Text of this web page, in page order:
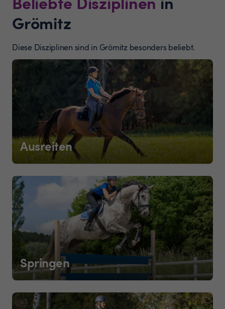
Grömitz
Diese Disziplinen sind in Grömitz besonders beliebt.
Ausreiten
Springen